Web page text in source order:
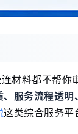
材料都不帮
服务流程透
这类综合服务平